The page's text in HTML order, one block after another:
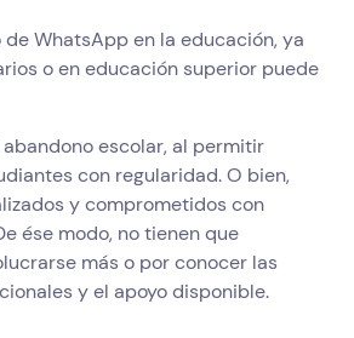
de WhatsApp en la educación, ya
o en educación superior puede
abandono escolar, al permitir
con regularidad. O bien,
y comprometidos con
ése modo, no tienen que
más o por conocer las
y el apoyo disponible.